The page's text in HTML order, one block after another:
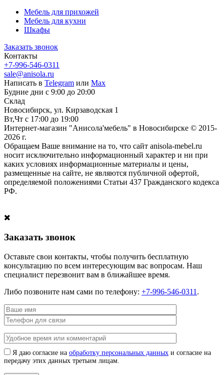
Мебель для прихожей
Мебель для кухни
Шкафы
Заказать звонок
Контакты
+7-996-546-0311
sale@anisola.ru
Написать в Telegram или Max
Будние дни с 9:00 до 20:00
Склад
Новосибирск, ул. Кирзаводская 1
Вт,Чт с 17:00 до 19:00
Интернет-магазин "Анисола'мебель" в Новосибирске © 2015-
2026 г.
Обращаем Ваше внимание на то, что сайт anisola-mebel.ru
носит исключительно информационный характер и ни при
каких условиях информационные материалы и цены,
размещенные на сайте, не являются публичной офертой,
определяемой положениями Статьи 437 Гражданского кодекса
РФ.
Заказать звонок
Оставьте свои контакты, чтобы получить бесплатную
консультацию по всем интересующим вас вопросам. Наш
специалист перезвонит вам в ближайшее время.
Либо позвоните нам сами по телефону: +7-996-546-0311 .
Я даю согласие на обработку персональных данных и согласие на
передачу этих данных третьим лицам.